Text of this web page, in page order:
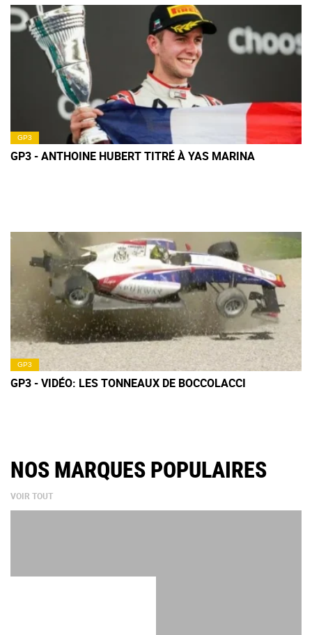
GP3
GP3 - ANTHOINE HUBERT TITRÉ À YAS MARINA
GP3
GP3 - VIDÉO: LES TONNEAUX DE BOCCOLACCI
NOS MARQUES POPULAIRES
VOIR TOUT